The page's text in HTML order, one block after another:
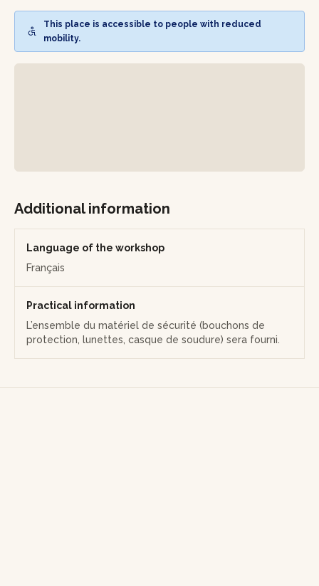
Cet atelier est l’occasion de découvrir le travail du métal
tout en créant un objet décoratif plein de caractère.
This place is accessible to people with reduced
mobility.
Additional information
Language of the workshop
Français
Practical information
L’ensemble du matériel de sécurité (bouchons de
protection, lunettes, casque de soudure) sera fourni.